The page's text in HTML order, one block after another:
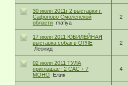
30 июля 2011г 2 выставки г.
Сафоново Смоленской
области mafiya
2
17 июля 2011 ЮБИЛЕЙНАЯ
выставка собак в ОРЛЕ
Леонид
2
02 июля 2011 ТУЛА
приглашает 2 САС + 7
МОНО
Ёжик
4